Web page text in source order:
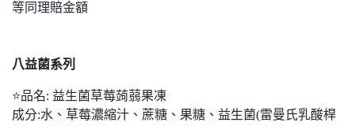
等同理賠金額
八益菌系列
⭐品名: 益生菌草莓蒟蒻果凍
成分:水、草莓濃縮汁、蔗糖、果糖、益生菌(雷曼氏乳酸桿